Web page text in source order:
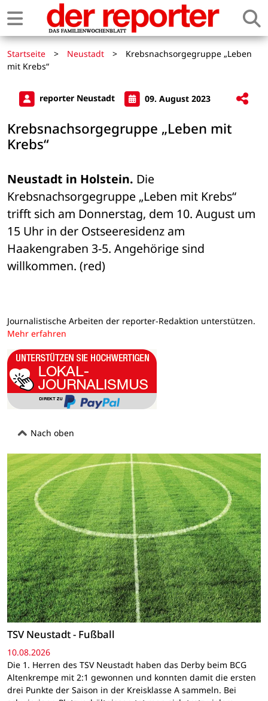
Startseite > Neustadt >
Krebsnachsorgegruppe „Leben
mit Krebs“
reporter Neustadt 09. August 2023
Krebsnachsorgegruppe „Leben mit
Krebs“
Neustadt in Holstein. Die
Krebsnachsorgegruppe „Leben mit Krebs“
trifft sich am Donnerstag, dem 10. August um
15 Uhr in der Ostseeresidenz am
Haakengraben 3-5. Angehörige sind
willkommen. (red)
Journalistische Arbeiten der reporter-Redaktion unterstützen.
Mehr erfahren
Nach oben
TSV Neustadt - Fußball
10.08.2026
Die 1. Herren des TSV Neustadt haben das Derby beim BCG
Altenkrempe mit 2:1 gewonnen und konnten damit die ersten
drei Punkte der Saison in der Kreisklasse A sammeln. Bei